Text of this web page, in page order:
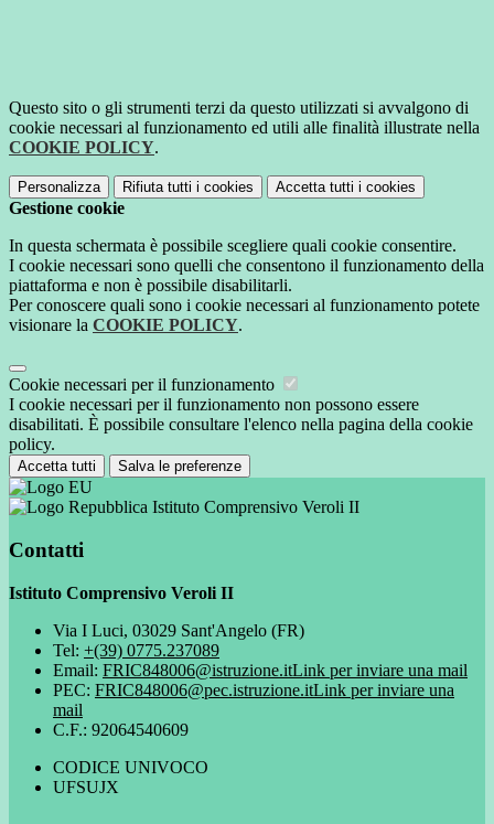
Questo sito o gli strumenti terzi da questo utilizzati si avvalgono di
cookie necessari al funzionamento ed utili alle finalità illustrate nella
COOKIE POLICY.
Personalizza Rifiuta tutti i cookies Accetta tutti i cookies
Gestione cookie
In questa schermata è possibile scegliere quali cookie consentire.
I cookie necessari sono quelli che consentono il funzionamento della
piattaforma e non è possibile disabilitarli.
Per conoscere quali sono i cookie necessari al funzionamento potete
visionare la COOKIE POLICY.
Cookie necessari per il funzionamento
I cookie necessari per il funzionamento non possono essere
disabilitati. È possibile consultare l'elenco nella pagina della cookie
policy.
Accetta tutti Salva le preferenze
Istituto Comprensivo Veroli II
Contatti
Istituto Comprensivo Veroli II
Via I Luci, 03029 Sant'Angelo (FR)
Tel: +(39) 0775.237089
Email: FRIC848006@istruzione.itLink per inviare una mail
PEC: FRIC848006@pec.istruzione.itLink per inviare una
mail
C.F.: 92064540609
CODICE UNIVOCO
UFSUJX